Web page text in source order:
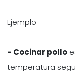
Ejemplo-
- Cocinar pollo
temperatura